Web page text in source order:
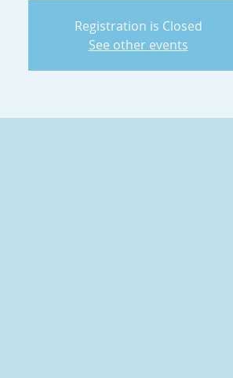
Registration is Closed
See other events